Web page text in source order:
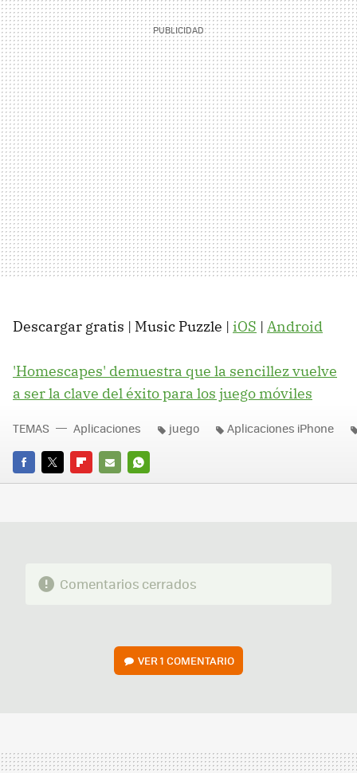
Descargar gratis | Music Puzzle | iOS | Android
'Homescapes' demuestra que la sencillez vuelve
a ser la clave del éxito para los juego móviles
FACEBOOK
TWITTERFLIPBOARD
E-
WHATSAPP
TEMAS Aplicaciones juego Aplicaciones iPhone
Comentarios cerrados
VER1 COMENTARIO